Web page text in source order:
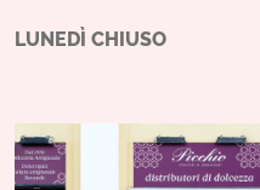
LUNEDÌ CHIUSO